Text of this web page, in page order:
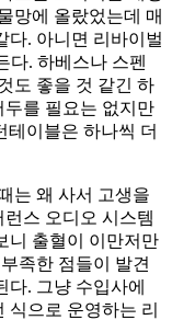
망에 올랐었는데 매
다. 아니면 리바이벌
다. 하베스나 스펜
도 좋을 것 같긴 하
두를 필요는 없지만
테이블은 하나씩 더
는 왜 사서 고생을
스 오디오 시스템
니 출혈이 이만저만
족한 점들이 발견
다. 그냥 수입사에
식으로 운영하는 리